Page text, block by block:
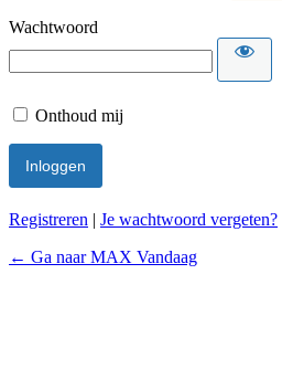
Wachtwoord
Onthoud mij
Registreren | Je wachtwoord vergeten?
← Ga naar MAX Vandaag